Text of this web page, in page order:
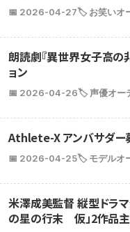
📅 2026-04-27🏷️ お笑いオ
朗読劇『異世界女子高の
ョン
📅 2026-04-26🏷️ 声優オー
Athlete-X アンバサダー
📅 2026-04-25🏷️ モデルオ
米澤成美監督 縦型ドラ
の星の行末 仮」2作品